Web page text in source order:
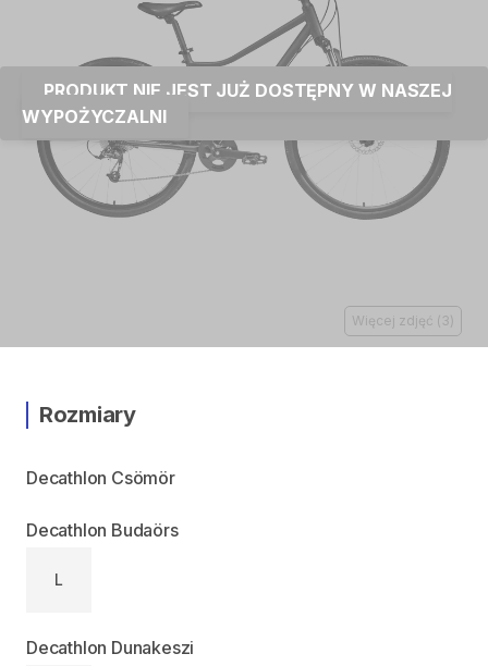
PRODUKT NIE JEST JUŻ DOSTĘPNY W NASZEJ
WYPOŻYCZALNI
Więcej zdjęć ( 3 )
Rozmiary
Decathlon Csömör
Decathlon Budaörs
L
Decathlon Dunakeszi